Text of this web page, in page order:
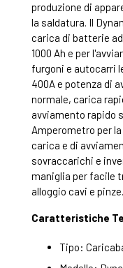
produzione di
la saldatura. Il
carica di batterie
1000 Ah e per
furgoni e autocarri
400A e potenza di
normale, carica
avviamento rapido
Amperometro per
carica e di
sovraccarichi e
maniglia per facile
alloggio cavi e pinze.
Caratteristiche
Tipo: